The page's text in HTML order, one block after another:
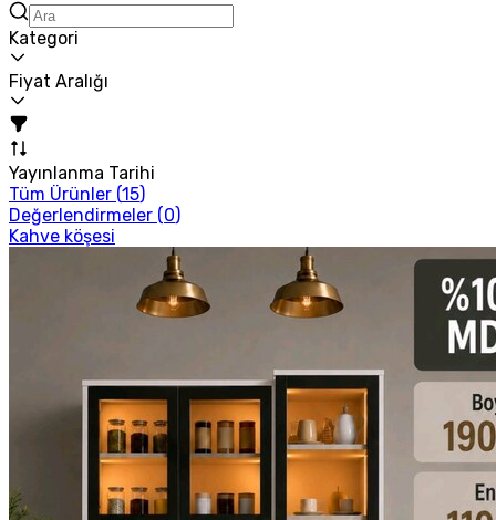
Kategori
Fiyat Aralığı
Yayınlanma Tarihi
Tüm Ürünler (15)
Değerlendirmeler (0)
Kahve köşesi